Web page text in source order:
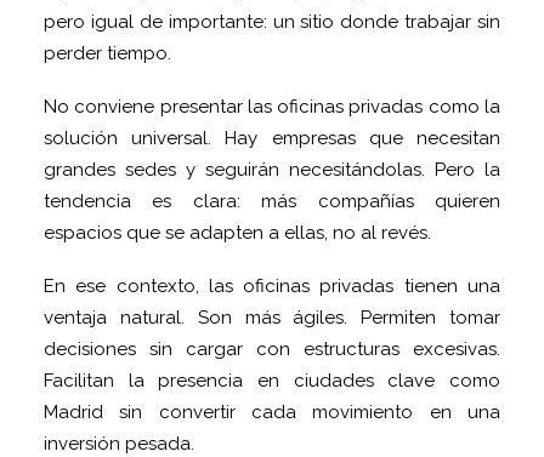
pero igual de importante: un sitio donde trabajar sin
perder tiempo.
No conviene presentar las oficinas privadas como la
solución universal. Hay empresas que necesitan
grandes sedes y seguirán necesitándolas. Pero la
tendencia es clara: más compañías quieren
espacios que se adapten a ellas, no al revés.
En ese contexto, las oficinas privadas tienen una
ventaja natural. Son más ágiles. Permiten tomar
decisiones sin cargar con estructuras excesivas.
Facilitan la presencia en ciudades clave como
Madrid sin convertir cada movimiento en una
inversión pesada.